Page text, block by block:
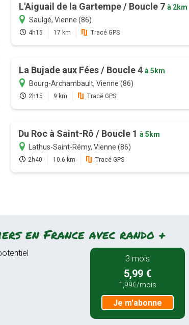
L'Aiguail de la Gartempe / Boucle 7 à 2km
Saulgé, Vienne (86)
4h15 17 km Tracé GPS
La Bujade aux Fées / Boucle 4 à 5km
Bourg-Archambault, Vienne (86)
2h15 9 km Tracé GPS
Du Roc à Saint-Rô / Boucle 1à 5km
Lathus-Saint-Rémy, Vienne (86)
2h40 10.6 km Tracé GPS
en France avec rando +
3 mois
5,99 €
1,99€/mois
Je m'abonne